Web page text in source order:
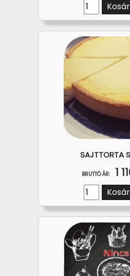
SAJTTORTA
BRUTTÓ ÁR: 1